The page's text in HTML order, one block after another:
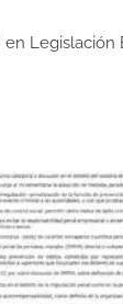
en Legislación